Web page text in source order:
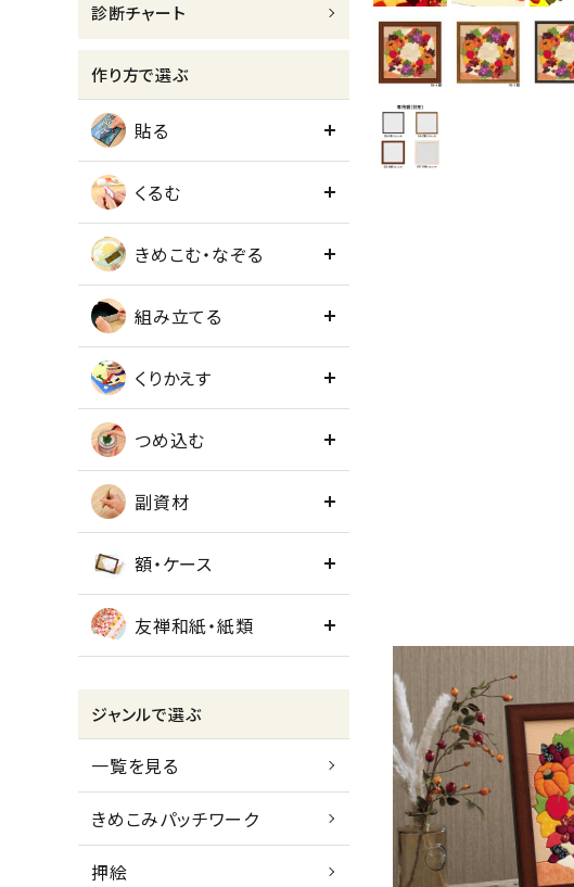
診断チャート
作り方で選ぶ
貼る
くるむ
きめこむ・なぞる
組み立てる
くりかえす
つめ込む
副資材
額・ケース
友禅和紙・紙類
ジャンルで選ぶ
一覧を見る
きめこみパッチワーク
押絵